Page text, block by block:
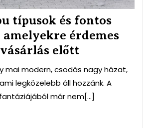
típusok és fontos
érdemes
előtt
mai modern, csodás nagy házat,
legközelebb áll hozzánk. A
már nem[...]